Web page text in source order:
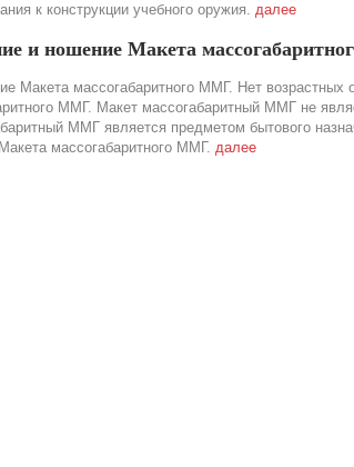
к конструкции учебного оружия. далее
и ношение Макета
Макета массогабаритного ММГ. Нет возрастных
ММГ. Макет массогабаритный ММГ не
ММГ является предметом бытового
массогабаритного ММГ. далее